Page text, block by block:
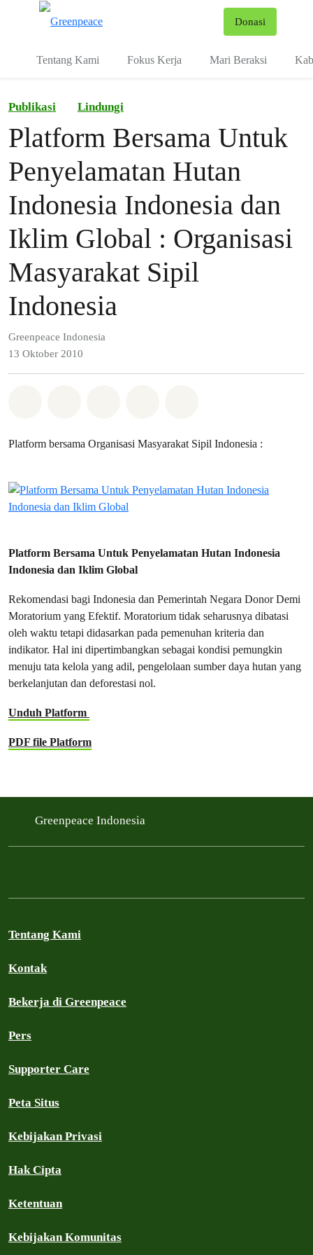
Donasi
Tentang Kami Fokus Kerja Mari Beraksi
Publikasi Lindungi
Platform Bersama Untuk
Penyelamatan Hutan
Indonesia Indonesia dan
Iklim Global : Organisasi
Masyarakat Sipil
Indonesia
Greenpeace Indonesia
13 Oktober 2010
Platform bersama Organisasi Masyarakat Sipil Indonesia :
Platform Bersama Untuk Penyelamatan Hutan Indonesia
Indonesia dan Iklim Global
Rekomendasi bagi Indonesia dan Pemerintah Negara Donor Demi
Moratorium yang Efektif. Moratorium tidak seharusnya dibatasi
oleh waktu tetapi didasarkan pada pemenuhan kriteria dan
indikator. Hal ini dipertimbangkan sebagai kondisi pemungkin
menuju tata kelola yang adil, pengelolaan sumber daya hutan yang
berkelanjutan dan deforestasi nol.
Unduh Platform
PDF file Platform
Greenpeace Indonesia
Tentang Kami
Kontak
Bekerja di Greenpeace
Pers
Supporter Care
Peta Situs
Kebijakan Privasi
Hak Cipta
Ketentuan
Kebijakan Komunitas